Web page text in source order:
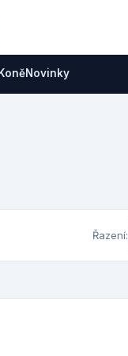
KoněNovinky
Řazení: